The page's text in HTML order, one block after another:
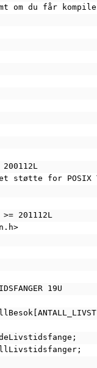
du får
støtte for POSIX
>= 201112L
19U